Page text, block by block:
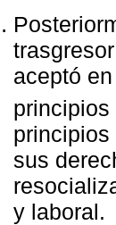
aceptó
sus
y laboral.